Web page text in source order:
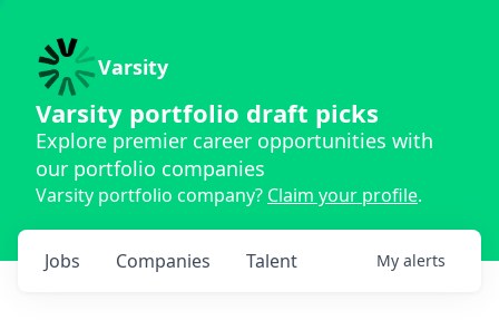
Varsity
Varsity portfolio draft picks
Explore premier career opportunities with
our portfolio companies
Varsity portfolio company? Claim your profile.
Jobs Companies Talent My alerts